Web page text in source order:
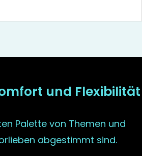
und Flexibilität
Palette von Themen und
abgestimmt sind.